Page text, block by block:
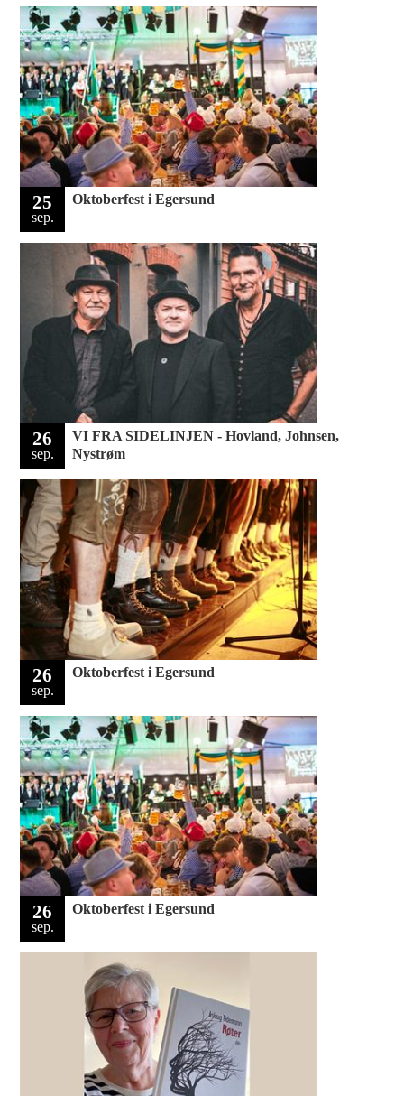
25
sep.
Oktoberfest i Egersund
26
sep.
VI FRA SIDELINJEN - Hovland, Johnsen,
Nystrøm
26
sep.
Oktoberfest i Egersund
26
sep.
Oktoberfest i Egersund